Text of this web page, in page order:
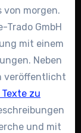
von morgen.
Trado GmbH
mit einem
Neben
veröffentlicht
zu
und mit